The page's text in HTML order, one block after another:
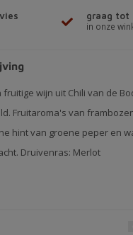
graag tot
in onze
wijn uit Chili van de
Fruitaroma's van
hint van groene peper en
Druivenras: Merlot